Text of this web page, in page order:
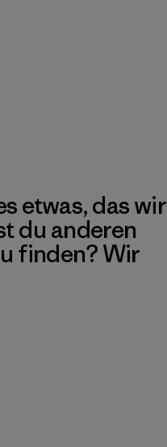
etwas, das wir
du anderen
finden? Wir